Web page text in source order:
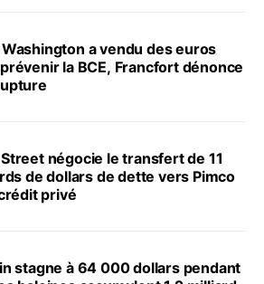
Washington a vendu des euros
la BCE, Francfort dénonce
négocie le transfert de 11
de dollars de dette vers Pimco
privé
stagne à 64 000 dollars pendant